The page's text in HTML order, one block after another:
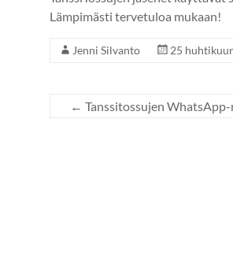
Lämpimästi tervetuloa mukaan!
Jenni Silvanto 25
← Tanssitossujen